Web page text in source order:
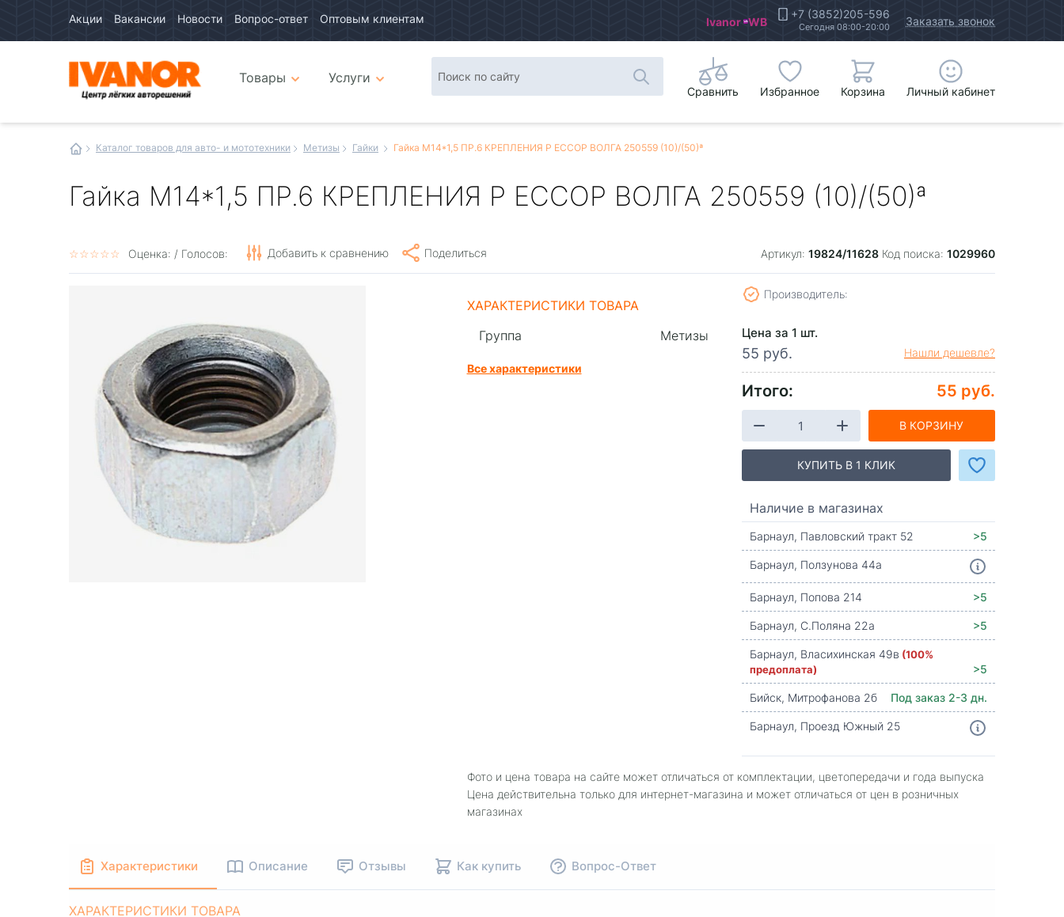
Акции Вакансии Новости Вопрос-ответ Оптовым клиентам Ivanor WB +7 (3852)205-596
Сегодня 08:00-20:00 Заказать звонок
интернетТовары
Услуги
Сравнить Избранное Корзина Личный кабинет
Каталог товаров для авто- и мототехники Метизы Гайки Гайка М14*1,5 ПР.6 КРЕПЛЕНИЯ Р ЕССОР ВОЛГА 250559 (10)/(50)ª
Гайка М14*1,5 ПР.6 КРЕПЛЕНИЯ Р ЕССОР ВОЛГА 250559 (10)/(50)ª
☆☆☆☆☆
★★★★★ Оценка: / Голосов: Добавить к сравнению Поделиться Артикул: 19824/11628 Код поиска: 1029960
ХАРАКТЕРИСТИКИ ТОВАРА
Группа
Метизы
Все характеристики
Производитель:
Цена за 1 шт.
55 руб. Нашли дешевле?
Итого: 55 руб.
В КОРЗИНУ
КУПИТЬ В 1 КЛИК
Наличие в магазинах
Барнаул, Павловский тракт 52
>5
Барнаул, Ползунова 44а
Барнаул, Попова 214
>5
Барнаул, С.Поляна 22а
>5
Барнаул, Власихинская 49в (100%
предоплата)
>5
Бийск, Митрофанова 2б
Под заказ 2-3 дн.
Барнаул, Проезд Южный 25
Фото и цена товара на сайте может отличаться от комплектации, цветопередачи и года выпуска
Цена действительна только для интернет-магазина и может отличаться от цен в розничных
магазинах
Характеристики Описание Отзывы Как купить Вопрос-Ответ
ХАРАКТЕРИСТИКИ ТОВАРА